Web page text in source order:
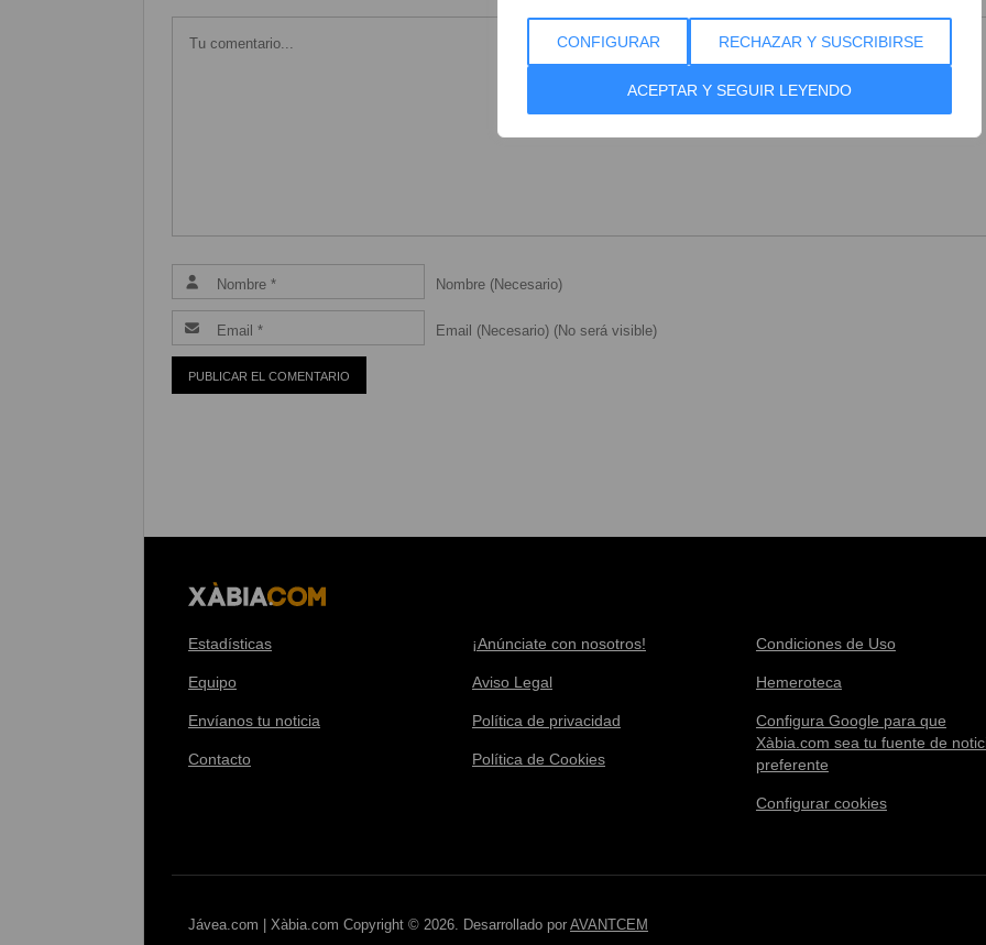
CONFIGURAR RECHAZAR Y SUSCRIBIRSE
ACEPTAR Y SEGUIR LEYENDO
Nombre (Necesario)
Email (Necesario) (No será visible)
Estadísticas
Equipo
Envíanos tu noticia
Contacto
¡Anúnciate con nosotros!
Aviso Legal
Política de privacidad
Política de Cookies
Condiciones de Uso
Hemeroteca
Configura Google para que
Xàbia.com sea tu fuente de
preferente
Configurar cookies
Jávea.com | Xàbia.com Copyright © 2026. Desarrollado por AVANTCEM